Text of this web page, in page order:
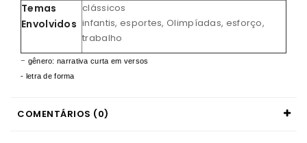
Temas
Envolvidos
clássicos
infantis, esportes, Olimpíadas, esforço,
trabalho
- gênero: narrativa curta em versos
- letra de forma
COMENTÁRIOS (0)